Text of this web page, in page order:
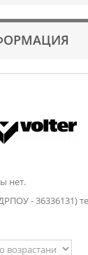
нет.
- 36336131)